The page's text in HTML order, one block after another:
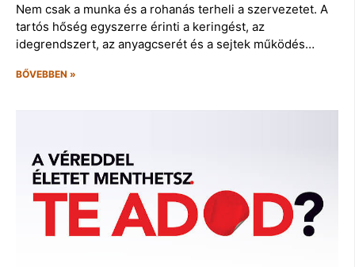
Nem csak a munka és a rohanás terheli a szervezetet. A
tartós hőség egyszerre érinti a keringést, az
idegrendszert, az anyagcserét és a sejtek működés…
BŐVEBBEN »